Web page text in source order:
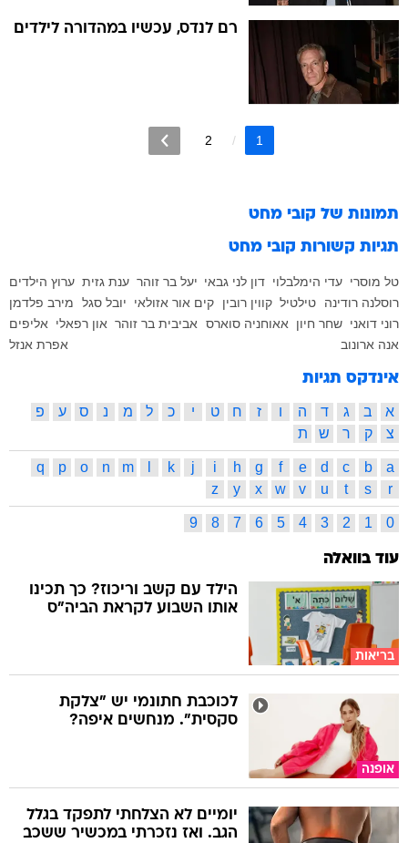
רם לנדס, עכשיו במהדורה לילדים
1
2
תמונות של קובי מחט
תגיות קשורות קובי מחט
טל מוסרי עדי הימלבלוי דון לני גבאי יעל בר זוהר ענת גזית ערוץ הילדים
רוסלנה רודינה
טילטיל קווין רובין קים אור אזולאי יובל סגל
מירב פלדמן
רוני דואני שחר חיון אאוחניה סוארס אביבית בר זוהר און רפאלי
אליפים
אנה ארונוב
אפרת אנזל
אינדקס תגיות
א ב ג ד ה ו ז ח ט י כ ל מ נ ס ע
פ
צ
ק ר ש ת
a
b
c
d
e
f
g
h
i
j
k
m
n
o
p
q
r
s
t
u
v
w
x
y
z
0
1
2
3
4
5
6
7
8
9
עוד בוואלה
בריאות
הילד עם קשב וריכוז? כך תכינו
אותו השבוע לקראת הביה"ס
אופנה
לכוכבת חתונמי יש "צלקת
סקסית". מנחשים איפה?
יומיים לא הצלחתי לתפקד בגלל
הגב. ואז נזכרתי במכשיר ששכב